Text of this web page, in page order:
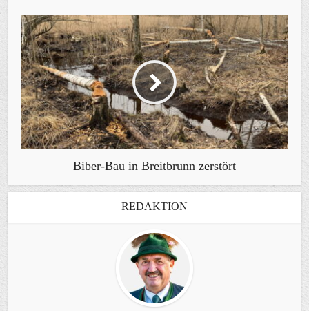
Biber-Bau in Breitbrunn zerstört
REDAKTION